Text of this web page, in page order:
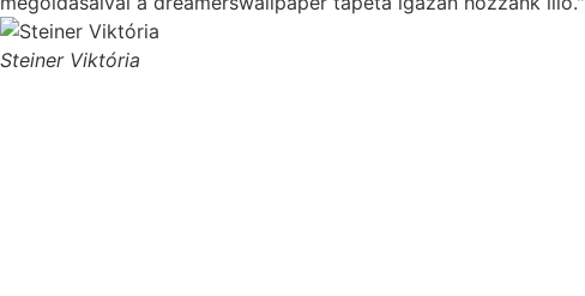
Steiner Viktória